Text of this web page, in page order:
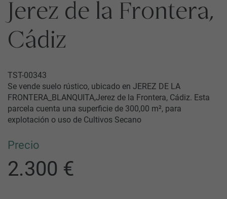
Jerez de la Frontera,
Cádiz
TST-00343
Se vende suelo rústico, ubicado en JEREZ DE LA
FRONTERA_BLANQUITA,Jerez de la Frontera, Cádiz. Esta
parcela cuenta una superficie de 300,00 m², para
explotación o uso de Cultivos Secano
Precio
2.300 €